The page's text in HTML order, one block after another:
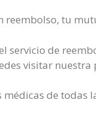
reembolso, tu
servicio de
visitar nuestra
médicas de